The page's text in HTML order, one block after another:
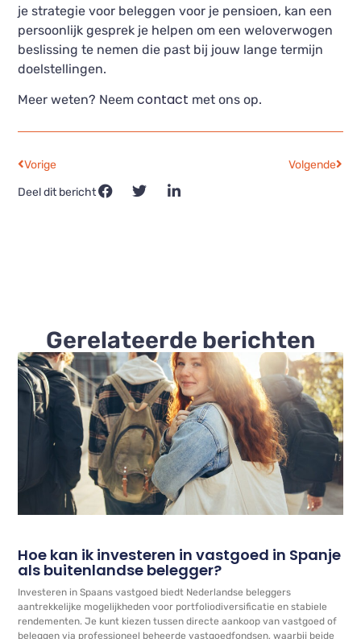
je strategie voor beleggen voor je pensioen, kan een
persoonlijk gesprek je helpen om een weloverwogen
beslissing te nemen die past bij jouw lange termijn
doelstellingen.
Meer weten? Neemcontact met ons op.
Vorige Volgende
Deel dit bericht
Gerelateerde berichten
Hoe kan ik investeren in vastgoed in Spanje
als buitenlandse belegger?
Investeren in Spaans vastgoed biedt Nederlandse beleggers
aantrekkelijke mogelijkheden voor portfoliodiversificatie en stabiele
rendementen. Je kunt kiezen tussen directe aankoop van vastgoed of
beleggen via professioneel beheerde vastgoedfondsen, waarbij beide